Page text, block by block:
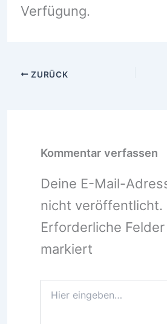
Verfügung.
ZURÜCK
Kommentar verfassen
Deine E-Mail-
nicht veröffentlicht.
Erforderliche
markiert
eingeben…